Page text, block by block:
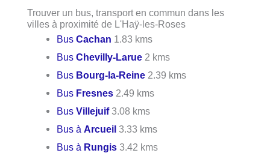
Trouver un bus, transport en commun dans les
villes à proximité de L'Haÿ-les-Roses
BusCachan 1.83 kms
BusChevilly-Larue 2 kms
Bus Bourg-la-Reine 2.39 kms
Bus Fresnes 2.49 kms
BusVillejuif3.08 kms
Bus àArcueil 3.33 kms
Bus à Rungis 3.42 kms